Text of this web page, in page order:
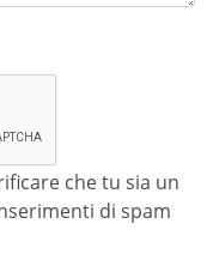
che tu sia un
di spam